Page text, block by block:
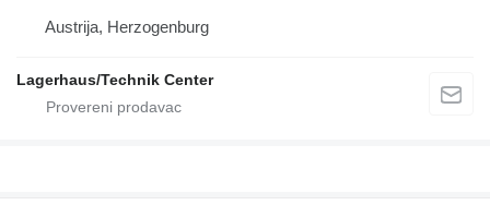
Austrija, Herzogenburg
Lagerhaus/Technik Center